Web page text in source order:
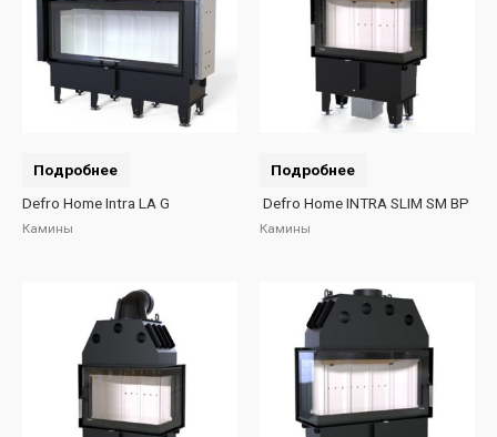
Подробнее
Defro Home Intra LA G
Камины
Подробнее
Defro Home INTRA SLIM SM BP
Камины